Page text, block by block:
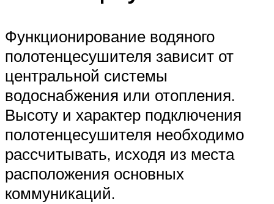
Функционирование водяного
полотенцесушителя зависит от
центральной системы
водоснабжения или отопления.
Высоту и характер подключения
полотенцесушителя необходимо
рассчитывать, исходя из места
расположения основных
коммуникаций.